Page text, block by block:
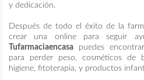
y dedicación.
Después de todo el éxito de la
crear una online para seguir
Tufarmaciaencasa puedes
para perder peso, cosméticos de
higiene, fitoterapia, y productos